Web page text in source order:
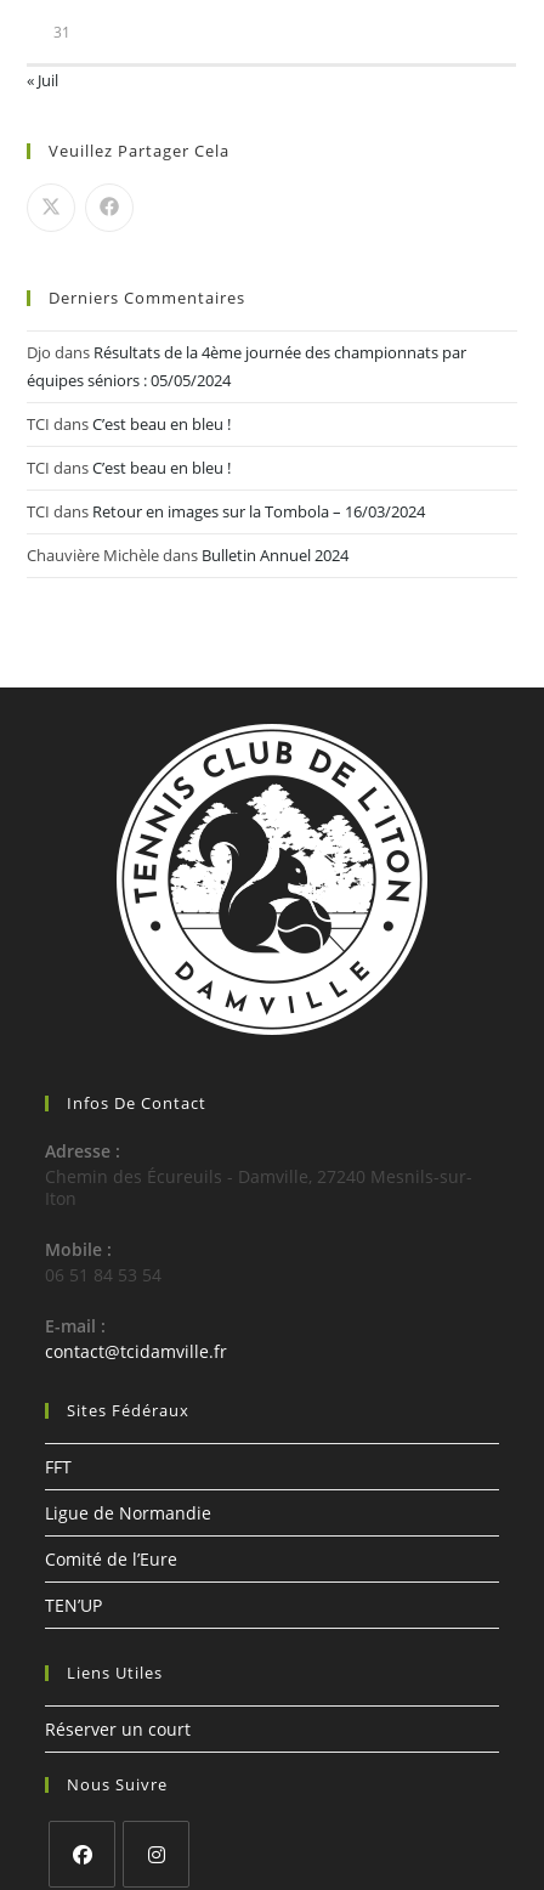
31
« Juil
Veuillez Partager Cela
Derniers Commentaires
Djo dans Résultats de la 4ème journée des championnats par
équipes séniors : 05/05/2024
TCI dansC’est beau en bleu !
TCI dansC’est beau en bleu !
TCI dans Retour en images sur la Tombola – 16/03/2024
Chauvière Michèledans Bulletin Annuel 2024
Infos De Contact
Adresse :
Chemin des Écureuils - Damville, 27240 Mesnils-sur-
Iton
Mobile :
06 51 84 53 54
E-mail :
contact@tcidamville.frS’ouvre
Sites Fédéraux
FFT
Ligue de Normandie
Comité de l’Eure
TEN’UP
Liens Utiles
Réserver un court
Nous Suivre